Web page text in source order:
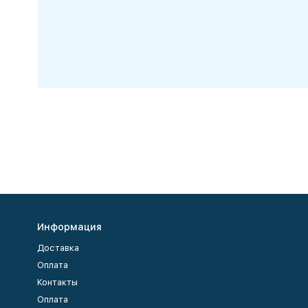
Информация
Доставка
Оплата
Контакты
Оплата